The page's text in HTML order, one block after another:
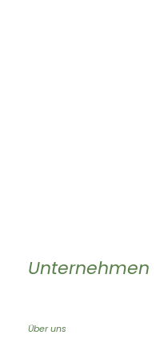
Unternehmen
Über uns